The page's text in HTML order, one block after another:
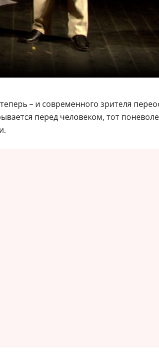
– и современного зрителя
перед человеком, тот